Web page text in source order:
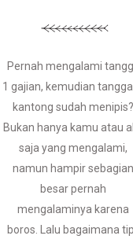
Pernah mengalami
1 gajian, kemudian
kantong sudah menipis?
Bukan hanya kamu atau
saja yang mengalami,
namun hampir sebagian
besar pernah
mengalaminya karena
boros. Lalu bagaimana